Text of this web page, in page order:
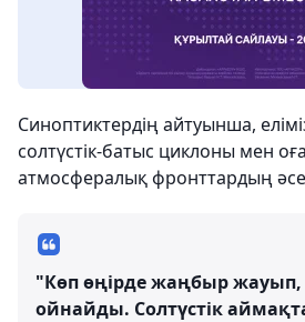
Синоптиктердің айтуынша,
солтүстік-батыс циклоны мен
атмосфералық фронттардың
"Көп өңірде жаңбыр жауып,
ойнайды. Солтүстік